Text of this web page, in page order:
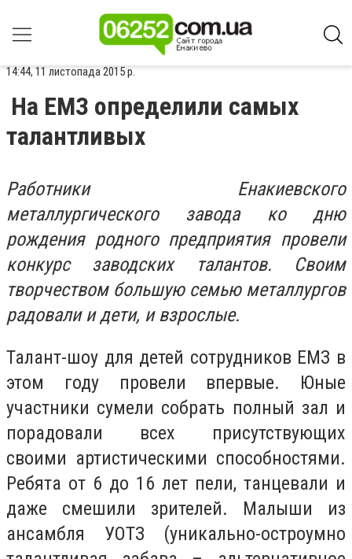
14:44, 11 листопада 2015 р.
На ЕМЗ определили самых
талантливых
Работники Енакиевского
металлургического завода ко дню
рождения родного предприятия провели
конкурс заводских талантов. Своим
творчеством большую семью металлургов
радовали и дети, и взрослые.
Талант-шоу для детей сотрудников ЕМЗ в
этом году провели впервые. Юные
участники сумели собрать полный зал и
порадовали всех присутствующих
своими артистическими способностями.
Ребята от 6 до 16 лет пели, танцевали и
даже смешили зрителей. Малыши из
ансамбля УОТЗ (уникально-остроумно